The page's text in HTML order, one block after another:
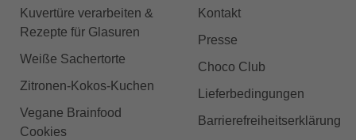
Kuvertüre verarbeiten &
Rezepte für Glasuren
Weiße Sachertorte
Zitronen-Kokos-Kuchen
Vegane Brainfood
Cookies
Kontakt
Presse
Choco Club
Lieferbedingungen
Barrierefreiheitserklärung